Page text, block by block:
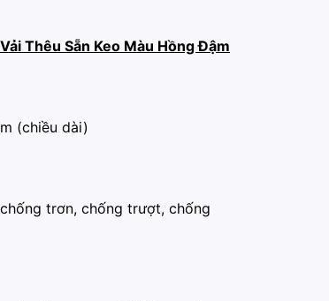
Thêu Sẵn Keo Màu Hồng Đậm
(chiều dài)
trơn, chống trượt, chống